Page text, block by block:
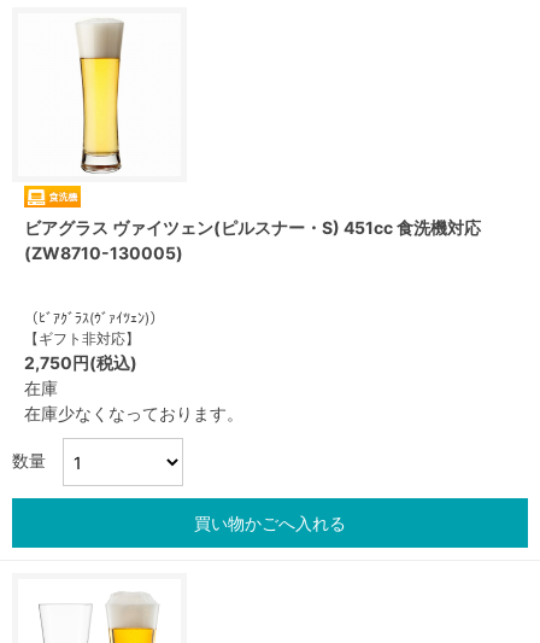
ビアグラス ヴァイツェン(ピルスナー・S) 451cc 食洗機対応
(ZW8710-130005)
（ﾋﾞｱｸﾞﾗｽ(ｳﾞｧｲﾂｪﾝ)）
【ギフト非対応】
2,750円(税込)
在庫
在庫少なくなっております。
数量
買い物かごへ入れる